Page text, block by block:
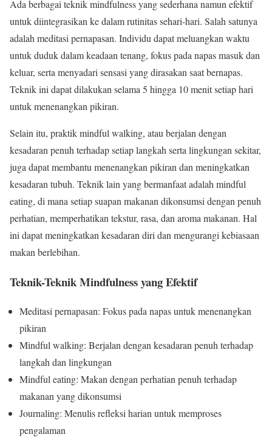
Ada berbagai teknik mindfulness yang sederhana namun efektif
untuk diintegrasikan ke dalam rutinitas sehari-hari. Salah satunya
adalah meditasi pernapasan. Individu dapat meluangkan waktu
untuk duduk dalam keadaan tenang, fokus pada napas masuk dan
keluar, serta menyadari sensasi yang dirasakan saat bernapas.
Teknik ini dapat dilakukan selama 5 hingga 10 menit setiap hari
untuk menenangkan pikiran.
Selain itu, praktik mindful walking, atau berjalan dengan
kesadaran penuh terhadap setiap langkah serta lingkungan sekitar,
juga dapat membantu menenangkan pikiran dan meningkatkan
kesadaran tubuh. Teknik lain yang bermanfaat adalah mindful
eating, di mana setiap suapan makanan dikonsumsi dengan penuh
perhatian, memperhatikan tekstur, rasa, dan aroma makanan. Hal
ini dapat meningkatkan kesadaran diri dan mengurangi kebiasaan
makan berlebihan.
Teknik-Teknik Mindfulness yang Efektif
Meditasi pernapasan: Fokus pada napas untuk menenangkan
pikiran
Mindful walking: Berjalan dengan kesadaran penuh terhadap
langkah dan lingkungan
Mindful eating: Makan dengan perhatian penuh terhadap
makanan yang dikonsumsi
Journaling: Menulis refleksi harian untuk memproses
pengalaman